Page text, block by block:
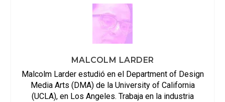
MALCOLM LARDER
Malcolm Larder estudió en el Department of Design
Media Arts (DMA) de la University of California
(UCLA), en Los Angeles. Trabaja en la industria